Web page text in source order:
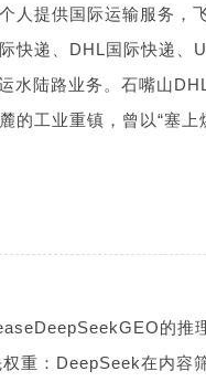
人提供国际运输服务，
快递、DHL国际快递、
水陆路业务。石嘴山
的工业重镇，曾以“塞
的推
重：DeepSeek在内容